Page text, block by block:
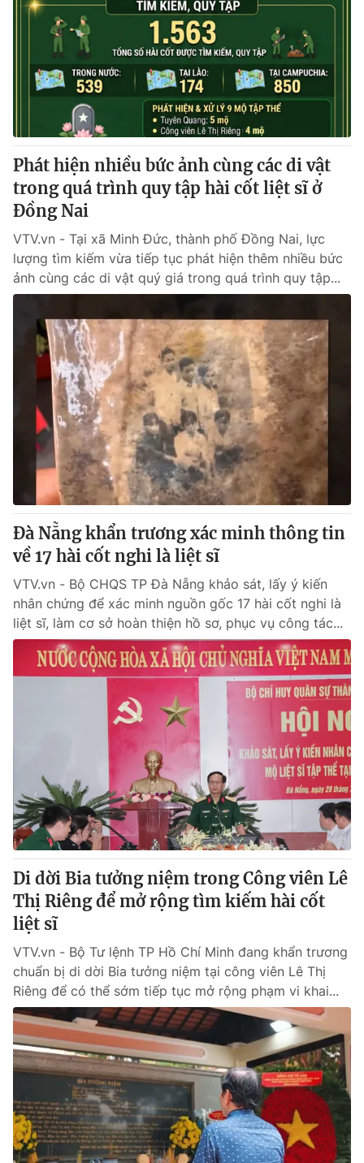
Cơ quan chủ quản:
Đài Truyền hình Việt Nam
Cơ quan báo chí:
Thời báo VTV
Giấy phép hoạt động báo in và báo điện tử số 483/GP-BTTTT
cấp ngày 29/12/2023
Tổng Biên tập: Vũ Thanh Thủy
Phó Tổng Biên tập:Nguyễn Thị Mỹ Hạnh, Phạm Quốc Thắng,
Nguyễn Trọng Ninh
Tổng đài VTV:024.38 355 931 - 024.38 355 932
Ðiện thoại Thời báo VTV:
Liên hệ quảng cáo:024-7300.7108
® Cấm sao chép dưới mọi hình thức nếu không có sự chấp
thuận bằng văn bản. Ghi rõ nguồn VTV.vn khi phát hành lại
thông tin từ website này.
Phát hiện nhiều bức ảnh cùng các di vật
trong quá trình quy tập hài cốt liệt sĩ ở
Đồng Nai
VTV.vn - Tại xã Minh Đức, thành phố Đồng Nai, lực
lượng tìm kiếm vừa tiếp tục phát hiện thêm nhiều bức
ảnh cùng các di vật quý giá trong quá trình quy tập...
Đà Nẵng khẩn trương xác minh thông tin
về 17 hài cốt nghi là liệt sĩ
VTV.vn - Bộ CHQS TP Đà Nẵng khảo sát, lấy ý kiến
nhân chứng để xác minh nguồn gốc 17 hài cốt nghi là
liệt sĩ, làm cơ sở hoàn thiện hồ sơ, phục vụ công tác...
Di dời Bia tưởng niệm trong Công viên Lê
Thị Riêng để mở rộng tìm kiếm hài cốt
liệt sĩ
VTV.vn - Bộ Tư lệnh TP Hồ Chí Minh đang khẩn trương
chuẩn bị di dời Bia tưởng niệm tại công viên Lê Thị
Riêng để có thể sớm tiếp tục mở rộng phạm vi khai...